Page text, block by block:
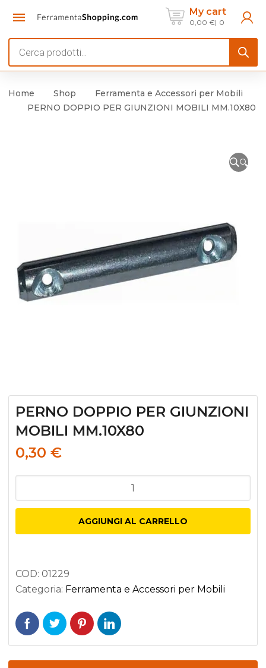
My cart
0,00 € 0
search
Home Shop
Ferramenta e Accessori per Mobili
PERNO DOPPIO PER GIUNZIONI MOBILI MM.10X80
🔍
PERNO DOPPIO PER GIUNZIONI
MOBILI MM.10X80
0,30 €
DOPPIO
GIUNZIONI
quantità
AGGIUNGI AL CARRELLO
COD: 01229
Categoria: Ferramenta e Accessori per Mobili